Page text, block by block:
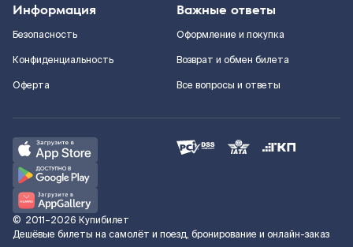
Информация
Безопасность
Конфиденциальность
Оферта
Важные ответы
Оформление и покупка
Возврат и обмен билета
Все вопросы и ответы
© 2011–2026 Купибилет
Дешёвые билеты на самолёт и поезд, бронирование и онлайн-заказ